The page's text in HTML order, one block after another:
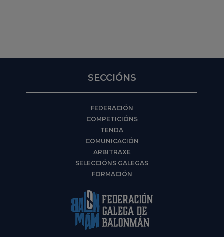
SECCIÓNS
FEDERACIÓN
COMPETICIÓNS
TENDA
COMUNICACIÓN
ARBITRAXE
SELECCIÓNS GALEGAS
FORMACIÓN